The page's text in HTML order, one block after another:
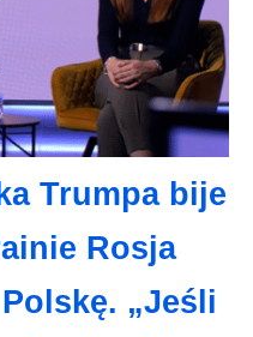
Trumpa bije
Rosja
„Jeśli